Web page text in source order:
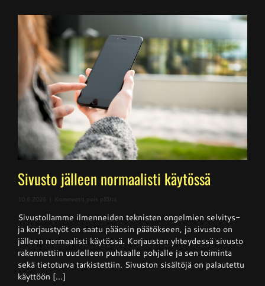
Sivusto jälleen normaalisti käytössä
10.6.2026 Kommentit pois päältä
jälleen
normaalisti
käytössä
Sivustollamme ilmenneiden teknisten ongelmien selvitys-
ja korjaustyöt on saatu pääosin päätökseen, ja sivusto on
jälleen normaalisti käytössä. Korjausten yhteydessä sivusto
rakennettiin uudelleen puhtaalle pohjalle ja sen toiminta
sekä tietoturva tarkistettiin. Sivuston sisältöjä on palautettu
käyttöön [...]